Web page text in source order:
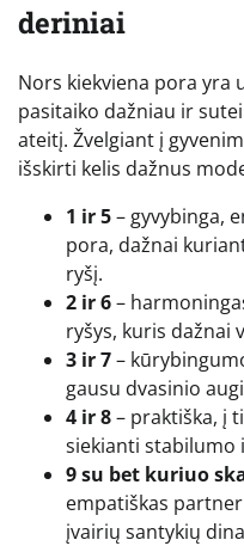
deriniai
Nors kiekviena pora yra
pasitaiko dažniau ir
ateitį. Žvelgiant į
išskirti kelis dažnus
1 ir 5– gyvybinga,
pora, dažnai
ryšį.
2 ir 6–
ryšys, kuris dažnai
3 ir 7–
gausu dvasinio
4 ir 8– praktiška, į
siekianti
9 su bet kuriuo
empatiškas
įvairių santykių